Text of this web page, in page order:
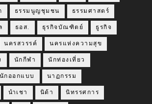
ธรรมนูญชุมชน ธรรมศาสตร์
ธอส. ธุรกิจบัณฑิตย์ ธูรกิจ
นครสวรรค์ นครแห่งความสุข
นักกีฬา นักท่องเที่ยว
นักออกแบบ นาฏกรรม
นำเชา นิด้า นิทรรศการ